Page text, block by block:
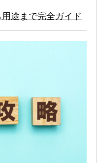
途まで完全ガイド